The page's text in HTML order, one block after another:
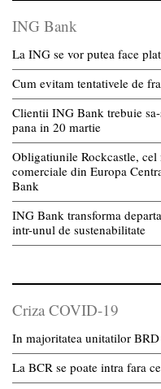
ING Bank
La ING se vor putea face
Cum evitam tentativele de
Clientii ING Bank trebuie
pana in 20 martie
Obligatiunile Rockcastle,
comerciale din Europa
Bank
ING Bank transforma
intr-unul de sustenabilitate
Criza COVID-19
In majoritatea unitatilor
La BCR se poate intra fara